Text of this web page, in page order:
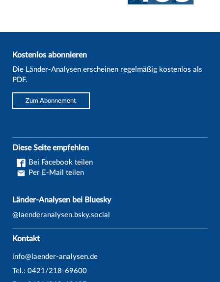
Kostenlos abonnieren
Die Länder-Analysen erscheinen regelmäßig kostenlos als
PDF.
Zum Abonnement
Diese Seite empfehlen
Bei Facebook teilen
Per E-Mail teilen
Länder-Analysen bei Bluesky
@laenderanalysen.bsky.social
Kontakt
info@laender-analysen.de
Tel.: 0421/218-69600